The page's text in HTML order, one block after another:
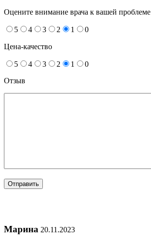
Оцените внимание врача к вашей проблеме
5 4 3 2 1 0
Цена-качество
5 4 3 2 1
0
Отзыв
Марина 20.11.2023